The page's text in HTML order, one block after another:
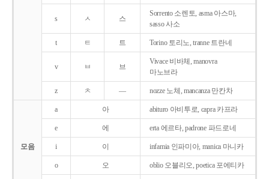
s ㅅ 스
Sorrento 소렌토, asma 아스마,
sasso 사소
t ㅌ 트 Torino 토리노, tranne 트란네
v ㅂ 브
Vivace 비바체, manovra
마노브라
z ㅊ ― nozze 노체, mancanza 만칸차
모음
a 아 abituro 아비투로, capra 카프라
e 에 erta 에르타, padrone 파드로네
i 이 infamia 인파미아, manica 마니카
o 오 oblio 오블리오, poetica 포에티카